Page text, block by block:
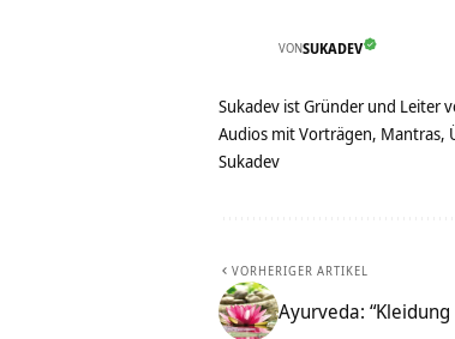
VONSUKADEV
Sukadev ist Gründer und Leiter
Audios mit Vorträgen, Mantras,
Sukadev
VORHERIGER ARTIKEL
Ayurveda: